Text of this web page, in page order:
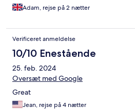
Adam, rejse på 2 nætter
Verificeret anmeldelse
10/10 Enestående
25. feb. 2024
Oversæt med Google
Great
Jean, rejse på 4 nætter